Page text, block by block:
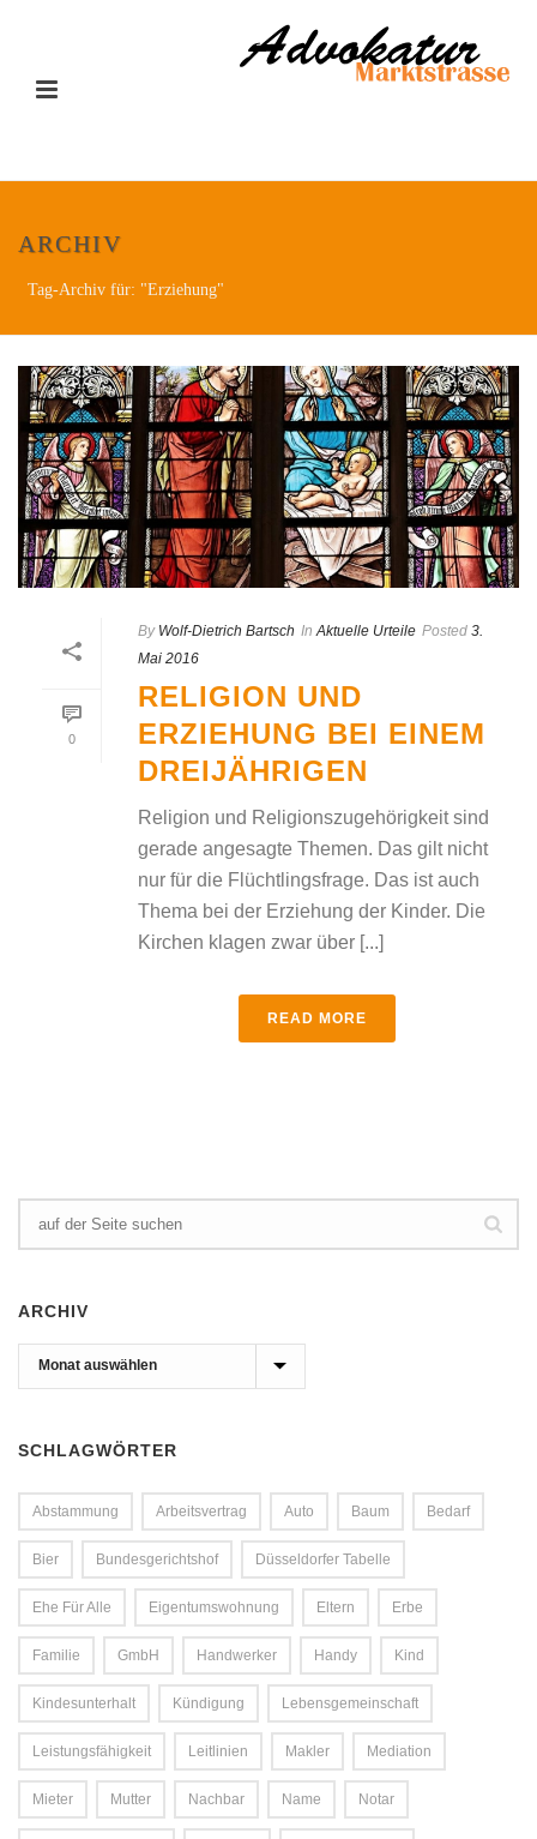
ARCHIV
Tag-Archiv für: "Erziehung"
0
By Wolf-Dietrich Bartsch In Aktuelle Urteile Posted 3.
Mai 2016
RELIGION UND
ERZIEHUNG BEI EINEM
DREIJÄHRIGEN
Religion und Religionszugehörigkeit sind
gerade angesagte Themen. Das gilt nicht
nur für die Flüchtlingsfrage. Das ist auch
Thema bei der Erziehung der Kinder. Die
Kirchen klagen zwar über [...]
READ MORE
ARCHIV
Archiv
SCHLAGWÖRTER
Abstammung Arbeitsvertrag Auto Baum Bedarf
Bier Bundesgerichtshof Düsseldorfer Tabelle
Ehe Für Alle Eigentumswohnung Eltern Erbe
Familie GmbH Handwerker Handy Kind
Kindesunterhalt Kündigung Lebensgemeinschaft
Leistungsfähigkeit Leitlinien Makler Mediation
Mieter Mutter Nachbar Name Notar